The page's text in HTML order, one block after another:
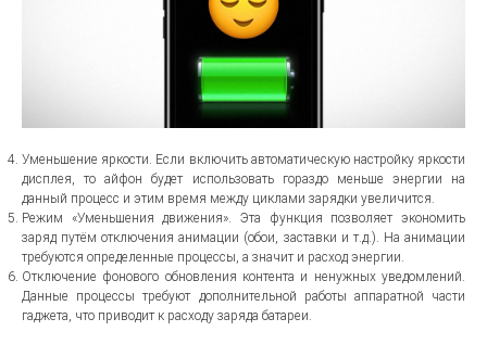
Уменьшение яркости. Если включить автоматическую настройку яркости
дисплея, то айфон будет использовать гораздо меньше энергии на
данный процесс и этим время между циклами зарядки увеличится.
Режим «Уменьшения движения». Эта функция позволяет экономить
заряд путём отключения анимации (обои, заставки и т.д.). На анимации
требуются определенные процессы, а значит и расход энергии.
Отключение фонового обновления контента и ненужных уведомлений.
Данные процессы требуют дополнительной работы аппаратной части
гаджета, что приводит к расходу заряда батареи.